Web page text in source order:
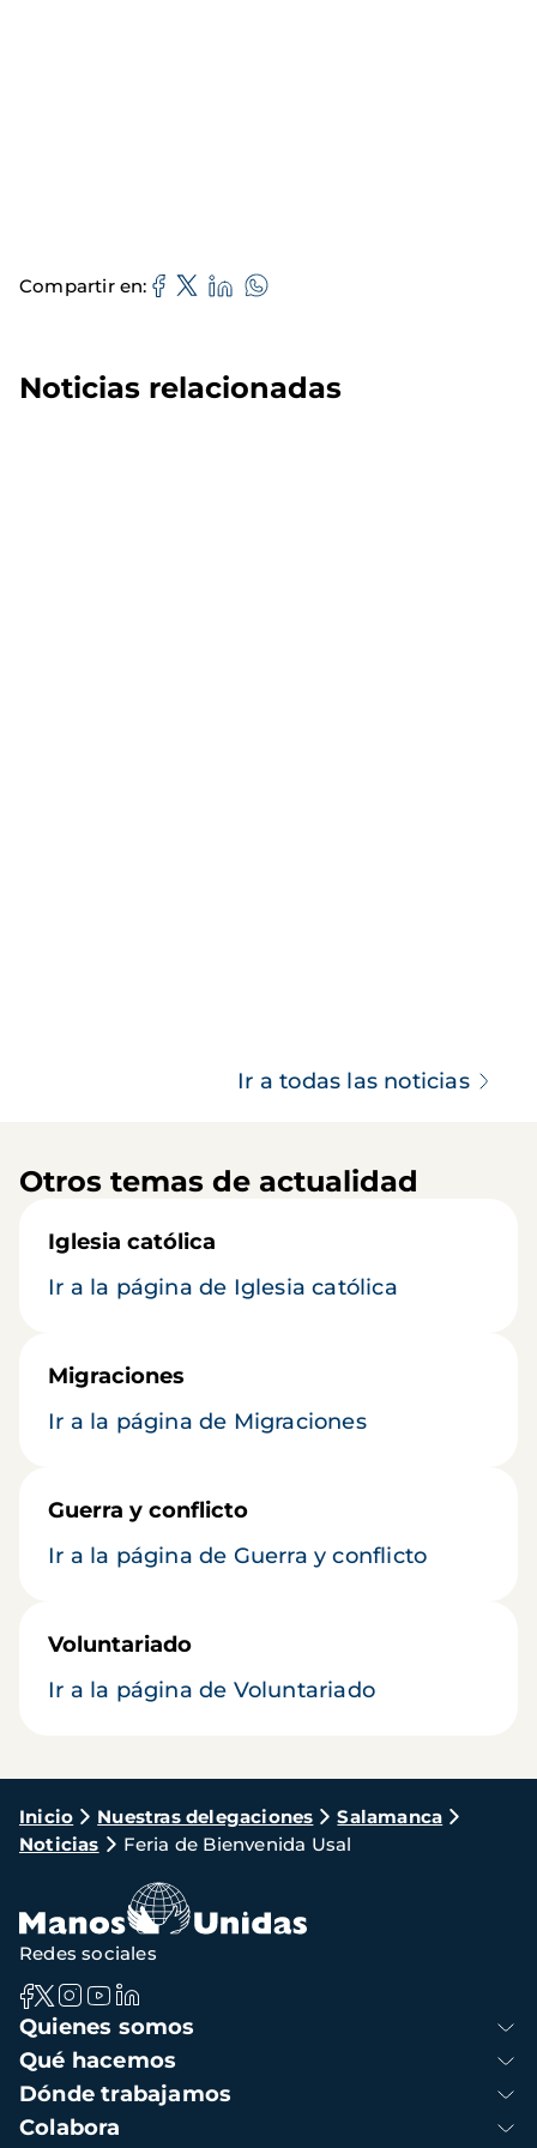
Compartir en
Noticias relacionadas
Ir a todas las noticias
Otros temas de actualidad
Iglesia católica
Ir a la página de Iglesia católica
Migraciones
Ir a la página de Migraciones
Guerra y conflicto
Ir a la página de Guerra y conflicto
Voluntariado
Ir a la página de Voluntariado
Ruta
de
navegación
Inicio Nuestras delegaciones
Salamanca
Noticias
Feria de Bienvenida Usal
Navegación
principal
Quienes somos
Qué hacemos
Dónde trabajamos
Colabora
Redes sociales